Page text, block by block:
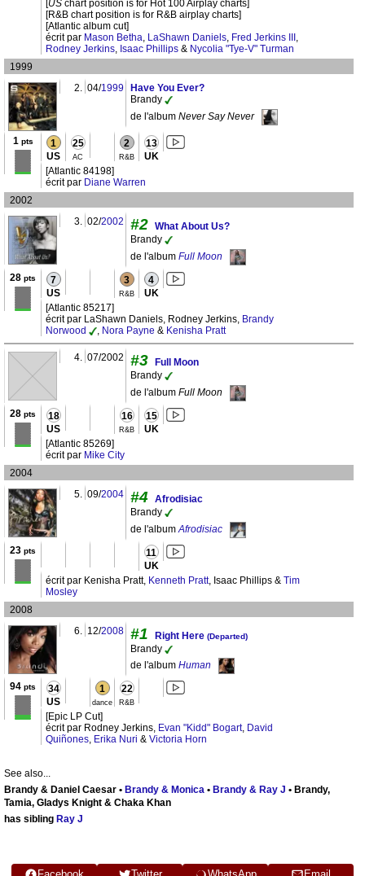
[US chart position is for Hot 100 Airplay charts]
[R&B chart position is for R&B airplay charts]
[Atlantic album cut]
écrit par Mason Betha, LaShawn Daniels, Fred Jerkins III ,
Rodney Jerkins, Isaac Phillips & Nycolia "Tye-V" Turman
1999
2. 04/1999
Have You Ever?
Brandy
de l'album Never Say Never
1pts 1
US
25
AC
2
R&B
13
UK
[Atlantic 84198]
écrit par Diane Warren
2002
3. 02/2002 #2 What About Us?
Brandy
de l'album Full Moon
28 pts 7
US
3
R&B
4
UK
[Atlantic 85217]
écrit par LaShawn Daniels, Rodney Jerkins, Brandy
Norwood
, Nora Payne & Kenisha Pratt
4. 07/2002 #3
Full Moon
Brandy
de l'album Full Moon
28 pts 18
US
16
R&B
15
UK
[Atlantic 85269]
écrit par Mike City
2004
5. 09/2004 #4 Afrodisiac
Brandy
de l'albumAfrodisiac
23 pts 11
UK
écrit par Kenisha Pratt, Kenneth Pratt, Isaac Phillips & Tim
Mosley
2008
6.
12/2008 #1 Right Here (Departed)
Brandy
de l'album Human
94 pts 34
US
1
dance
22
R&B
[Epic LP Cut]
écrit par Rodney Jerkins, Evan "Kidd" Bogart, David
Quiñones, Erika Nuri & Victoria Horn
See also...
Brandy & Daniel Caesar • Brandy & Monica • Brandy & Ray J • Brandy,
Tamia, Gladys Knight & Chaka Khan
has sibling Ray J